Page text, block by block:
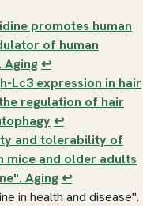
promotes human
of human
Aging↩
Lc3 expression in hair
regulation of hair
↩
and tolerability of
mice and older adults
Aging↩
in health and disease".